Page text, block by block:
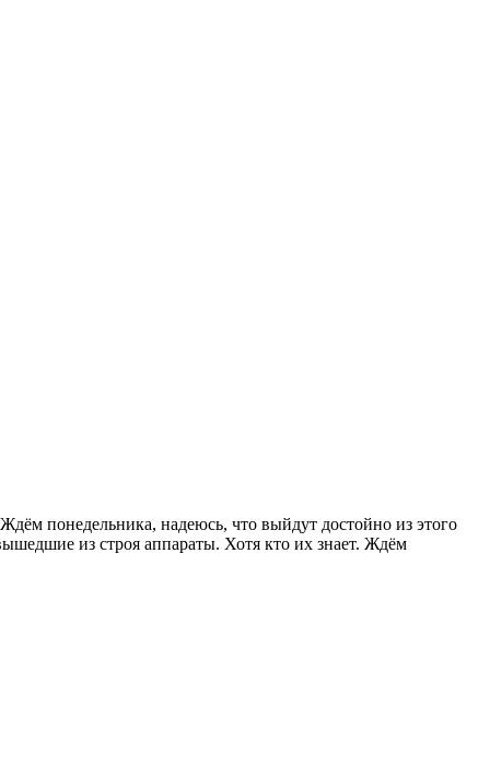
понедельника, надеюсь, что выйдут достойно из этого
из строя аппараты. Хотя кто их знает. Ждём